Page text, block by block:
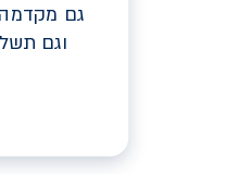
גם מקדמה
וגם